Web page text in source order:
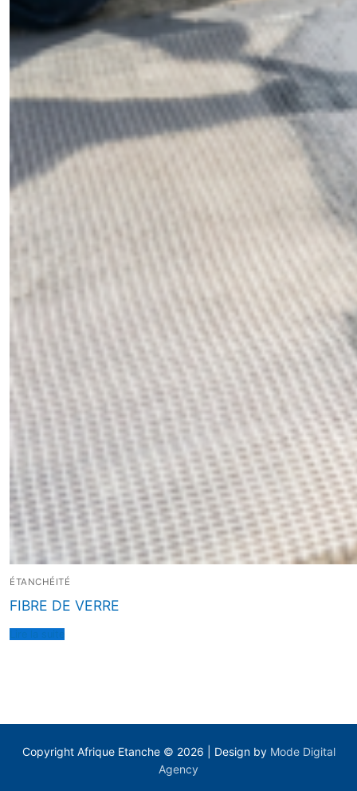
ÉTANCHÉITÉ
FIBRE DE VERRE
Copyright Afrique Etanche © 2026 | Design by Mode Digital
Agency